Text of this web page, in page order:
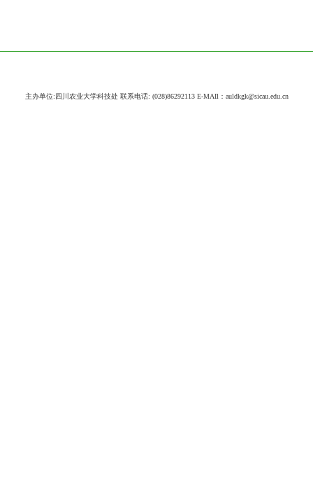
主办单位:四川农业大学科技处 联系电话: (028)86292113 E-MAIl：auldkgk@sicau.edu.cn